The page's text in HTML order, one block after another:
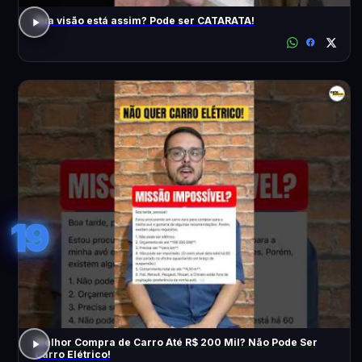
Sua visão está assim? Pode ser CATARATA!
19
Melhor Compra de Carro Até R$ 200 Mil? Não Pode Ser
Carro Elétrico!